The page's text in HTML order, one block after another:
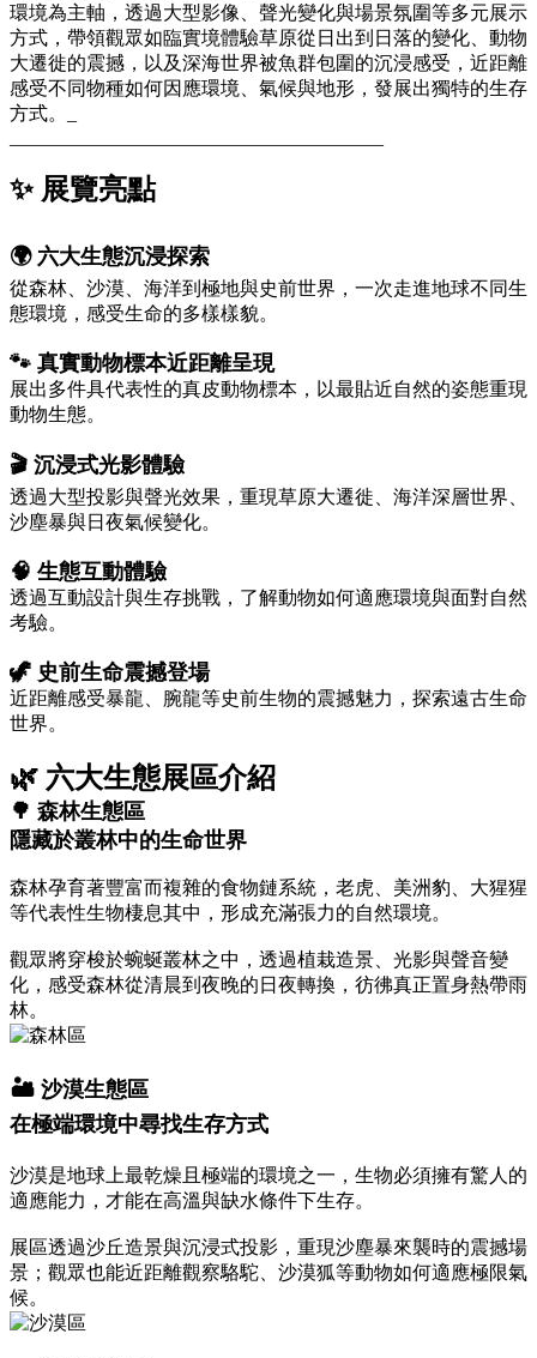
環境為主軸，透過大型影像、聲光變化與場景氛圍等多元展示
方式，帶領觀眾如臨實境體驗草原從日出到日落的變化、動物
大遷徙的震撼，以及深海世界被魚群包圍的沉浸感受，近距離
感受不同物種如何因應環境、氣候與地形，發展出獨特的生存
方式。_
✨ 展覽亮點
🌍 六大生態沉浸探索
從森林、沙漠、海洋到極地與史前世界，一次走進地球不同生
態環境，感受生命的多樣樣貌。
🐾 真實動物標本近距離呈現
展出多件具代表性的真皮動物標本，以最貼近自然的姿態重現
動物生態。
🎬 沉浸式光影體驗
透過大型投影與聲光效果，重現草原大遷徙、海洋深層世界、
沙塵暴與日夜氣候變化。
🧠 生態互動體驗
透過互動設計與生存挑戰，了解動物如何適應環境與面對自然
考驗。
🦖 史前生命震撼登場
近距離感受暴龍、腕龍等史前生物的震撼魅力，探索遠古生命
世界。
🌿 六大生態展區介紹
🌳 森林生態區
隱藏於叢林中的生命世界
森林孕育著豐富而複雜的食物鏈系統，老虎、美洲豹、大猩猩
等代表性生物棲息其中，形成充滿張力的自然環境。
觀眾將穿梭於蜿蜒叢林之中，透過植栽造景、光影與聲音變
化，感受森林從清晨到夜晚的日夜轉換，彷彿真正置身熱帶雨
林。
🏜️ 沙漠生態區
在極端環境中尋找生存方式
沙漠是地球上最乾燥且極端的環境之一，生物必須擁有驚人的
適應能力，才能在高溫與缺水條件下生存。
展區透過沙丘造景與沉浸式投影，重現沙塵暴來襲時的震撼場
景；觀眾也能近距離觀察駱駝、沙漠狐等動物如何適應極限氣
候。